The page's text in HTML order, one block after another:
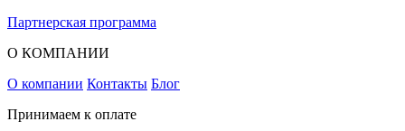
Партнерская программа
О КОМПАНИИ
О компании Контакты Блог
Принимаем к оплате